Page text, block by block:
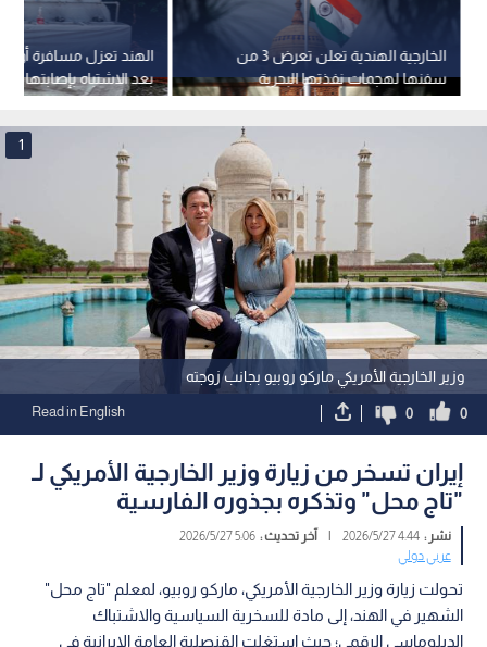
الهند تعزل مسافرة
بعد الاشتباه بإصابتها
الخارجية الهندية تعلن تعرض 3 من
سفنها لهجمات نفذتها البحرية
الأمريكية
وزير الخارجية الأمريكي ماركو روبيو بجانب زوجته
1
0
0
Read in English
إيران تسخر من زيارة وزير الخارجية الأمريكي لـ
"تاج محل" وتذكره بجذوره الفارسية
نشر :4:44 2026/5/27
| آخر تحديث :5:06 2026/5/27
عربي دولي
تحولت زيارة وزير الخارجية الأمريكي، ماركو روبيو، لمعلم "تاج محل"
الشهير في الهند، إلى مادة للسخرية السياسية والاشتباك
الدبلوماسي الرقمي؛ حيث استغلت القنصلية العامة الإيرانية في